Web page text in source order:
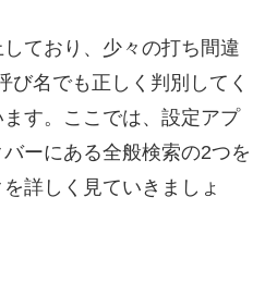
ており、少々の打ち間違
び名でも正しく判別してく
す。ここでは、設定アプ
ーにある全般検索の2つを
詳しく見ていきましょ